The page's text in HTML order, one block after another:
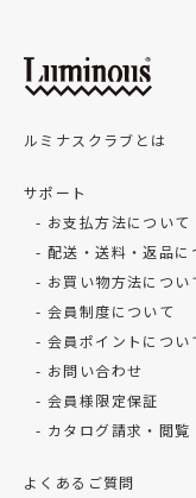
ルミナスクラブとは
サポート
お支払方法について
配送・送料・返品に
お買い物方法につい
会員制度について
会員ポイントについ
お問い合わせ
会員様限定保証
カタログ請求・閲覧
よくあるご質問